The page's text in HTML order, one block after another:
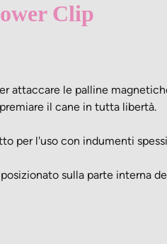
Clip
attaccare le palline
il cane in tutta libertà.
per l'uso con indumenti
sulla parte interna